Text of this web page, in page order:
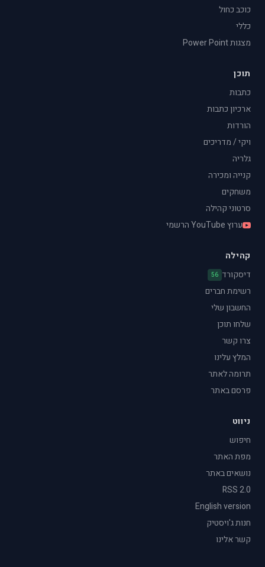
כוכב כחול
כללי
מצגות Power Point
תוכן
כתבות
ארכיון כתבות
הורדות
ויקי / מדריכים
גלריה
קנייה ומכירה
משחקים
סרטוני קהילה
ערוץ YouTube הרשמי
קהילה
דיסקורד 56
רשימת חברים
החשבון שלי
שלחו תוכן
צרו קשר
המלץ עלינו
תרומה לאתר
פרסם באתר
ניווט
חיפוש
מפת האתר
נושאים באתר
RSS 2.0
English version
חנות ג'ויסטיק
קשר אלינו